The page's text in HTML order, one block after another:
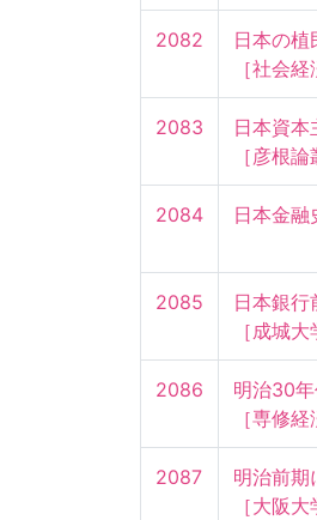
2082
日本の
［社会
2083
日本資
［彦根
2084 日本金
2085
日本銀行
［成城
2086
明治30
［専修
2087
明治前
［大阪